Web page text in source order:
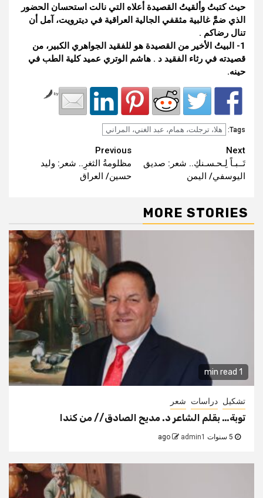
حيث كتبتُ وألقيتُ القصيدة أعلاه التي نالت استحسان الحضور
الذي ضمَّ غالبية مثقفي الجالية العراقية في ديترويت، آمل أن
تنال رضاكم .
1- البيتُ الأخير من القصيدة هو للفقيد الجواهري الكبير، من
قصيدته في رثاء الفقيد د . هاشم الوتري عميد كلية الطب في
حينه.
by
Tags: هلا، ترجلت، همام، عبد الغني، المراني
Continue
Reading
Previous
مظلومةُ الثغرِ.. شعر: وليد
حسين/ العراق
Next
تَــبـاً لِـحـسـنكِ.. شعر: صديق
اليوسفي/ اليمن
MORE STORIES
1 min read
تشكيل دراسات شعر
توبة… بقلم الشاعر د. مديح الصادق// من كندا
admin1